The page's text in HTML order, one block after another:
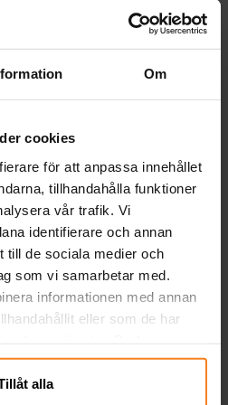
Om
cookies
för att anpassa innehållet
tillhandahålla funktioner
vår trafik. Vi
identifierare och annan
till de sociala medier och
som vi samarbetar med.
informationen med annan
eller som de har
alla
Paw Patrol Skye
Maskeraddräkt 5-6 år
249,00 kr
249,00 kr
även